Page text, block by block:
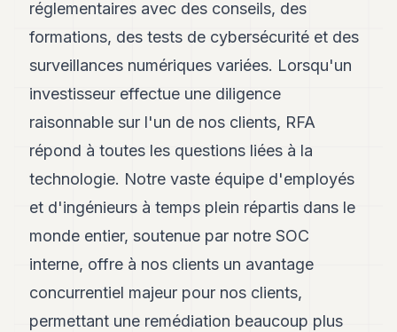
réglementaires avec des conseils, des
formations, des tests de cybersécurité et des
surveillances numériques variées. Lorsqu'un
investisseur effectue une diligence
raisonnable sur l'un de nos clients, RFA
répond à toutes les questions liées à la
technologie. Notre vaste équipe d'employés
et d'ingénieurs à temps plein répartis dans le
monde entier, soutenue par notre SOC
interne, offre à nos clients un avantage
concurrentiel majeur pour nos clients,
permettant une remédiation beaucoup plus